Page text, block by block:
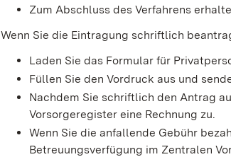
Zum Abschluss des Verfahrens
Wenn Sie die Eintragung schriftlich
Laden Sie das Formular für
Füllen Sie den Vordruck aus und
Nachdem Sie schriftlich den Antrag
Vorsorgeregister eine Rechnung zu.
Wenn Sie die anfallende Gebühr
Betreuungsverfügung im Zentralen